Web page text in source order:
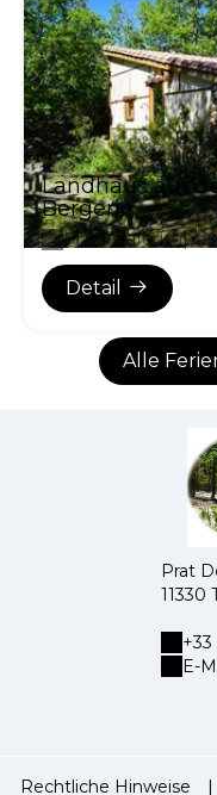
Landhaus auf
Bergerie
Maximale
Detail
Alle
Prat
11330
+33
E-
Rechtliche Hinweise |